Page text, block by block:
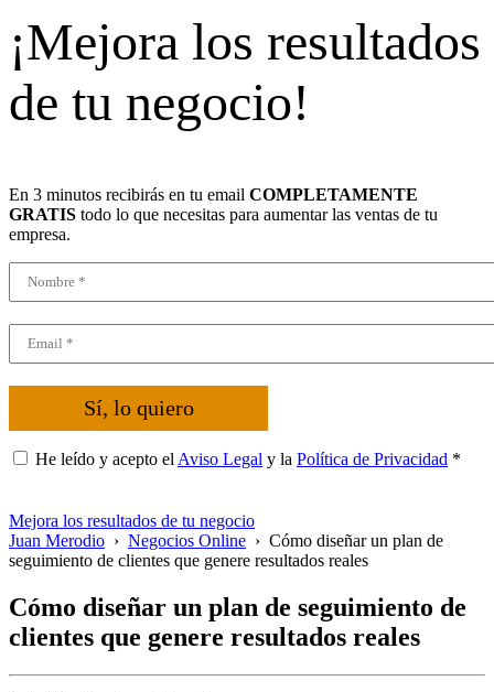
¡Mejora los resultados
de tu negocio!
En 3 minutos recibirás en tu email COMPLETAMENTE
GRATIS todo lo que necesitas para aumentar las ventas de tu
empresa.
Sí, lo quiero
He leído y acepto el Aviso Legal y la Política de Privacidad *
Mejora los resultados de tu negocio
Juan Merodio › Negocios Online › Cómo diseñar un plan de
seguimiento de clientes que genere resultados reales
Cómo diseñar un plan de seguimiento de
clientes que genere resultados reales